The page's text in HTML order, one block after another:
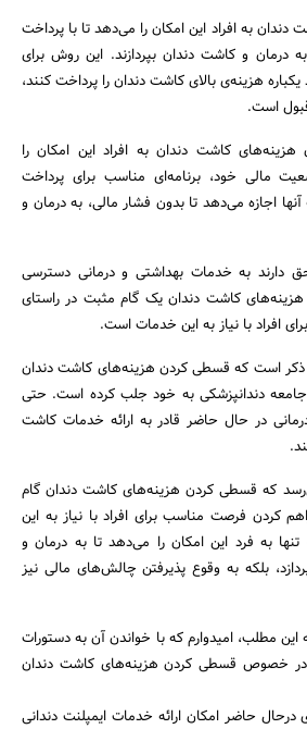
جستجو
به افراد این امکان را می‌دهد تا با پرداخت
و کاشت دندان بپردازند. این روش برای
یکباره هزینه‌ی بالای کاشت دندان را پرداخت کنند،
است.
کاشت دندان به افراد این امکان را
مالی خود، برنامه‌ای مناسب برای پرداخت
اجازه می‌دهد تا بدون فشار مالی، به درمان و
دارند به خدمات بهداشتی و درمانی دسترسی
کاشت دندان یک گام مثبت در راستای
افراد با نیاز به این خدمات است.
ذکر است که قسطی کردن هزینه‌های کاشت دندان
دندانپزشکی به خود جلب کرده است. حتی
در حال حاضر قادر به ارائه خدمات کاشت
که قسطی کردن هزینه‌های کاشت دندان گام
کردن فرصت مناسب برای افراد با نیاز به این
به فرد این امکان را می‌دهد تا به درمان و
بلکه به وقوع پذیرفتن چالش‌های مالی نیز
این مطلب، امیدوارم که با خواندن آن به دستورات
خصوص قسطی کردن هزینه‌های کاشت دندان
درحال حاضر امکان ارائه خدمات ایمپلنت دندانی